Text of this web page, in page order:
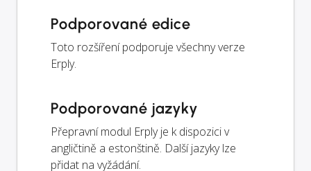
Podporované edice
Toto rozšíření podporuje všechny verze
Erply.
Podporované jazyky
Přepravní modul Erply je k dispozici v
angličtině a estonštině. Další jazyky lze
přidat na vyžádání.